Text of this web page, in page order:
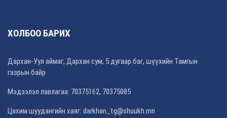
ХОЛБОО БАРИХ
Дархан-Уул аймаг, Дархан сум, 5 дугаар баг, шүүхийн Тамгын
газрын байр
Мэдээлэл лавлагаа: 70375162, 70375085
Цахим шуудангийн хаяг: darkhan_tg@shuukh.mn